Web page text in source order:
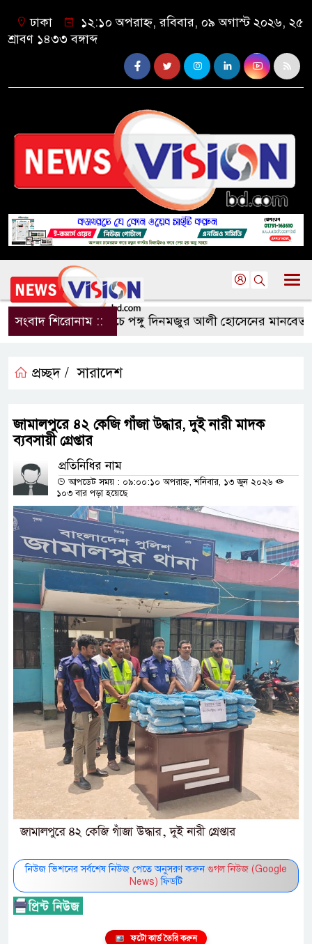
ঢাকা
১২:১০ অপরাহ্ন, রবিবার, ০৯ অগাস্ট ২০২৬, ২৫
শ্রাবণ ১৪৩৩ বঙ্গাব্দ
সংবাদ শিরোনাম ::
ছাউনির নিচে পঙ্গু দিনমজুর আলী হোসেনের মানবেতর
প্রচ্ছদ / সারাদেশ
জামালপুরে ৪২ কেজি গাঁজা উদ্ধার, দুই নারী মাদক
ব্যবসায়ী গ্রেপ্তার
প্রতিনিধির নাম
আপডেট সময় : ০৯:০০:১০ অপরাহ্ন, শনিবার, ১৩ জুন ২০২৬
১০৩ বার পড়া হয়েছে
নিউজ ভিশনের সর্বশেষ নিউজ পেতে অনুসরণ করুন গুগল নিউজ (Google
News) ফিডটি
ফটো কার্ড তৈরি করুন